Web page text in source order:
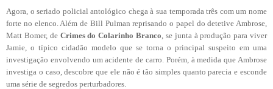
Agora, o seriado policial antológico chega à sua temporada três com um nome
forte no elenco. Além de Bill Pulman reprisando o papel do detetive Ambrose,
Matt Bomer, de Crimes do Colarinho Branco , se junta à produção para viver
Jamie, o típico cidadão modelo que se torna o principal suspeito em uma
investigação envolvendo um acidente de carro. Porém, à medida que Ambrose
investiga o caso, descobre que ele não é tão simples quanto parecia e esconde
uma série de segredos perturbadores.